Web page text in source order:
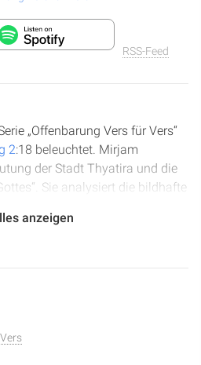
RSS-Feed
„Offenbarung Vers für Vers“
2:18 beleuchtet. Mirjam
der Stadt Thyatira und die
Sie analysiert die bildhafte
verbindet diese mit
anzeigen